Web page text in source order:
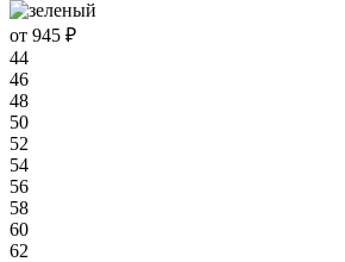
от 945 ₽
44
46
48
50
52
54
56
58
60
62